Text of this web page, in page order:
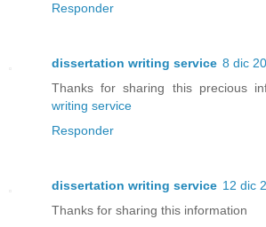
Responder
dissertation writing service 8 dic
Thanks for sharing this precious
writing service
Responder
dissertation writing service 12 dic
Thanks for sharing this information